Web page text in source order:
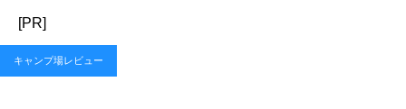
[PR]
キャンプ場レビュー